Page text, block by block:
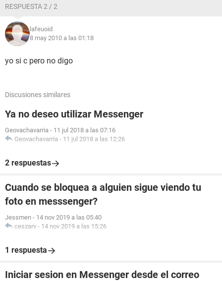
RESPUESTA 2 / 2
lafeuoid
8 may 2010 a las 01:18
yo si c pero no digo
Discusiones similares
Ya no deseo utilizar Messenger
Geovachavarria - 11 jul 2018 a las 07:16
Geovachavarria - 11 jul 2018 a las 12:26
2 respuestas
Cuando se bloquea a alguien sigue viendo tu
foto en messsenger?
Jessmen - 14 nov 2019 a las 05:40
ceszarv - 14 nov 2019 a las 15:26
1 respuesta
Iniciar sesion en Messenger desde el correo